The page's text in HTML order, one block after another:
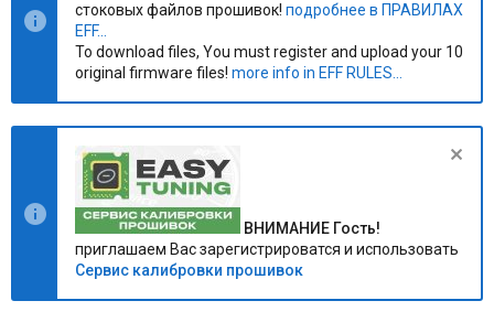
стоковых файлов прошивок! подробнее в ПРАВИЛАХ
EFF...
To download files, You must register and upload your 10
original firmware files! more info in EFF RULES...
ВНИМАНИЕ Гость!
приглашаем Вас зарегистрироватся и использовать
Сервис калибровки прошивок